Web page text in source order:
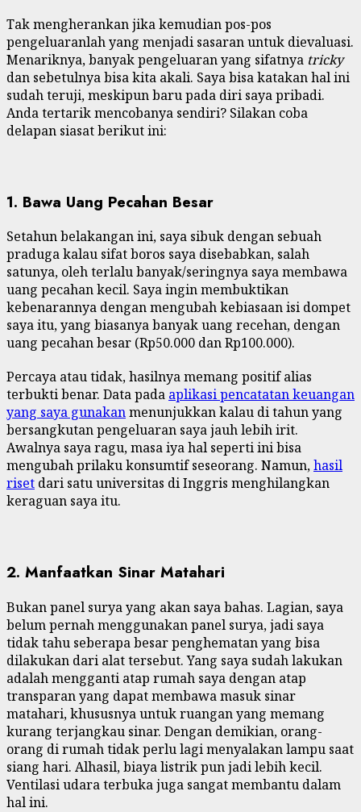
Tak mengherankan jika kemudian pos-pos
pengeluaranlah yang menjadi sasaran untuk dievaluasi.
Menariknya, banyak pengeluaran yang sifatnya tricky
dan sebetulnya bisa kita akali. Saya bisa katakan hal ini
sudah teruji, meskipun baru pada diri saya pribadi.
Anda tertarik mencobanya sendiri? Silakan coba
delapan siasat berikut ini:
1. Bawa Uang Pecahan Besar
Setahun belakangan ini, saya sibuk dengan sebuah
praduga kalau sifat boros saya disebabkan, salah
satunya, oleh terlalu banyak/seringnya saya membawa
uang pecahan kecil. Saya ingin membuktikan
kebenarannya dengan mengubah kebiasaan isi dompet
saya itu, yang biasanya banyak uang recehan, dengan
uang pecahan besar (Rp50.000 dan Rp100.000).
Percaya atau tidak, hasilnya memang positif alias
terbukti benar. Data pada aplikasi pencatatan keuangan
yang saya gunakanmenunjukkan kalau di tahun yang
bersangkutan pengeluaran saya jauh lebih irit.
Awalnya saya ragu, masa iya hal seperti ini bisa
mengubah prilaku konsumtif seseorang. Namun,hasil
riset dari satu universitas di Inggris menghilangkan
keraguan saya itu.
2. Manfaatkan Sinar Matahari
Bukan panel surya yang akan saya bahas. Lagian, saya
belum pernah menggunakan panel surya, jadi saya
tidak tahu seberapa besar penghematan yang bisa
dilakukan dari alat tersebut. Yang saya sudah lakukan
adalah mengganti atap rumah saya dengan atap
transparan yang dapat membawa masuk sinar
matahari, khususnya untuk ruangan yang memang
kurang terjangkau sinar. Dengan demikian, orang-
orang di rumah tidak perlu lagi menyalakan lampu saat
siang hari. Alhasil, biaya listrik pun jadi lebih kecil.
Ventilasi udara terbuka juga sangat membantu dalam
hal ini.